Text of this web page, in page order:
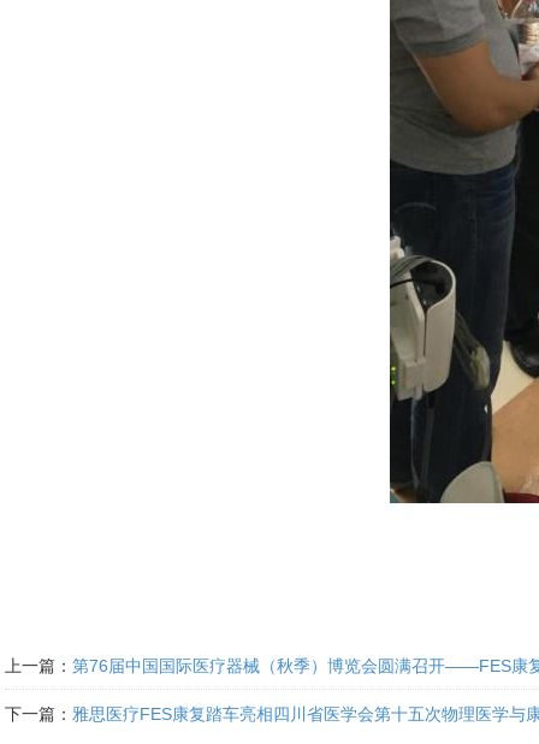
上一篇： 第76届中国国际医疗器械（秋季）博览会圆满召开——FES康
下一篇： 雅思医疗FES康复踏车亮相四川省医学会第十五次物理医学与